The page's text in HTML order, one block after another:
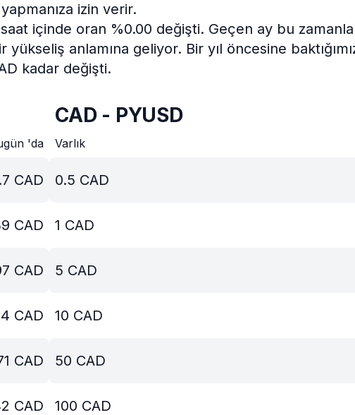
izin verir.
içinde oran %0.00 değişti. Geçen ay bu
yükseliş anlamına geliyor. Bir yıl öncesine
kadar değişti.
'da
CAD
CAD
CAD
CAD
CAD
CAD
CAD - PYUSD
Varlık
0.5 CAD
1 CAD
5 CAD
10 CAD
50 CAD
100 CAD